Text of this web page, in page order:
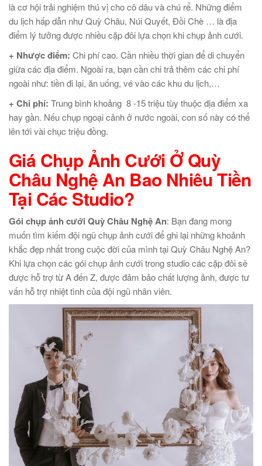
là cơ hội trải nghiệm thú vị cho cô dâu và chú rể. Những điểm
du lịch hấp dẫn như Quỳ Châu, Núi Quyết, Đồi Chè … là địa
điểm lý tưởng được nhiều cặp đôi lựa chọn khi chụp ảnh cưới.
+ Nhược điểm: Chi phí cao. Cần nhiều thời gian để di chuyển
giữa các địa điểm. Ngoài ra, bạn cần chi trả thêm các chi phí
ngoài như: tiền đi lại, ăn uống, vé vào các khu du lịch,…
+ Chi phí: Trung bình khoảng 8 -15 triệu tùy thuộc địa điểm xa
hay gần. Nếu chụp ngoại cảnh ở nước ngoài, con số này có thể
lên tới vài chục triệu đồng.
Giá Chụp Ảnh Cưới Ở Quỳ
Châu Nghệ An Bao Nhiêu Tiền
Tại Các Studio?
Gói chụp ảnh cưới Quỳ Châu Nghệ An: Bạn đang mong
muốn tìm kiếm đội ngũ chụp ảnh cưới để ghi lại những khoảnh
khắc đẹp nhất trong cuộc đời của mình tại Quỳ Châu Nghệ An?
Khi lựa chọn các gói chụp ảnh cưới trong studio các cặp đôi sẽ
được hỗ trợ từ A đến Z, được đảm bảo chất lượng ảnh, được tư
vấn hỗ trợ nhiệt tình của đội ngũ nhân viên.